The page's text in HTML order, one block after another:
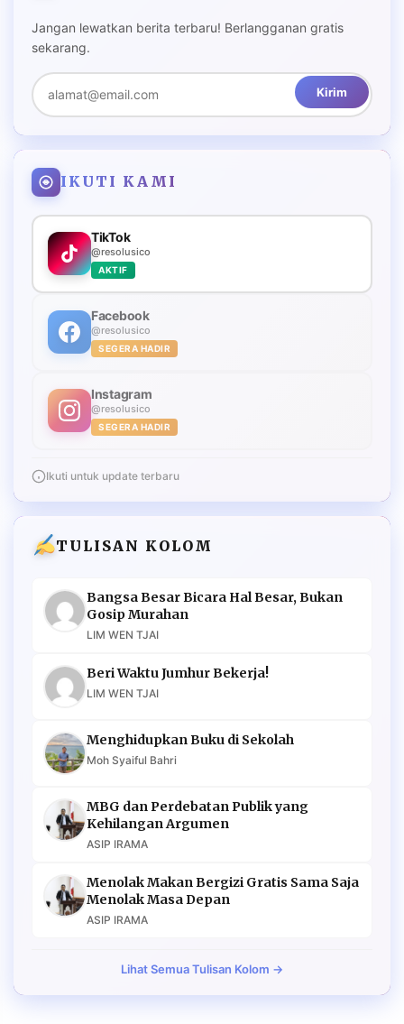
Jangan lewatkan berita terbaru! Berlangganan gratis
sekarang.
Kirim
IKUTI KAMI
TikTok
@resolusico
AKTIF
Facebook
@resolusico
SEGERA HADIR
Instagram
@resolusico
SEGERA HADIR
Ikuti untuk update terbaru
TULISAN KOLOM
Bangsa Besar Bicara Hal Besar, Bukan
Gosip Murahan
LIM WEN TJAI
Beri Waktu Jumhur Bekerja!
LIM WEN TJAI
Menghidupkan Buku di Sekolah
Moh Syaiful Bahri
MBG dan Perdebatan Publik yang
Kehilangan Argumen
ASIP IRAMA
Menolak Makan Bergizi Gratis Sama Saja
Menolak Masa Depan
ASIP IRAMA
Lihat Semua Tulisan Kolom →